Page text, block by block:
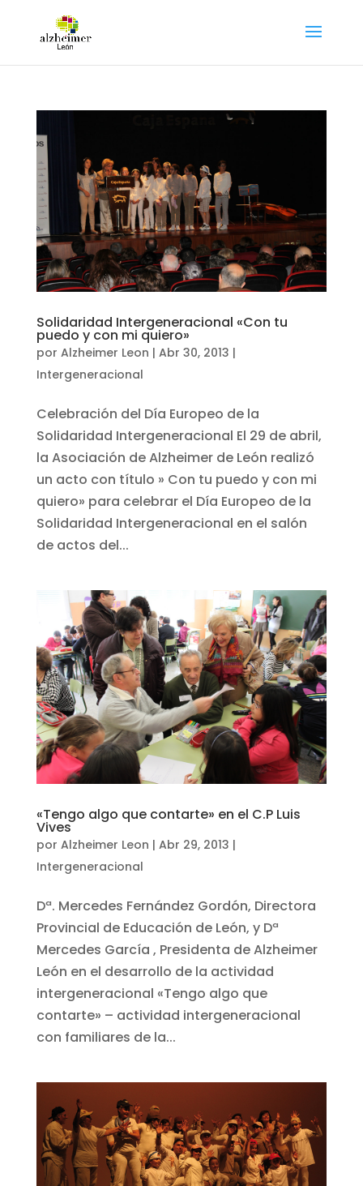
Solidaridad Intergeneracional «Con tu
puedo y con mi quiero»
por Alzheimer Leon | Abr 30, 2013 |
Intergeneracional
Celebración del Día Europeo de la
Solidaridad Intergeneracional El 29 de abril,
la Asociación de Alzheimer de León realizó
un acto con título » Con tu puedo y con mi
quiero» para celebrar el Día Europeo de la
Solidaridad Intergeneracional en el salón
de actos del...
«Tengo algo que contarte» en el C.P Luis
Vives
por Alzheimer Leon | Abr 29, 2013 |
Intergeneracional
Dª. Mercedes Fernández Gordón, Directora
Provincial de Educación de León, y Dª
Mercedes García , Presidenta de Alzheimer
León en el desarrollo de la actividad
intergeneracional «Tengo algo que
contarte» – actividad intergeneracional
con familiares de la...